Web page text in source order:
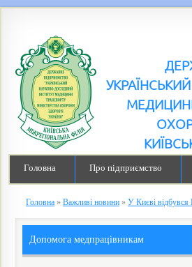
Головна Про підприємство
Головна » Важливі новини » У Києві
Допомога медпрацівникам